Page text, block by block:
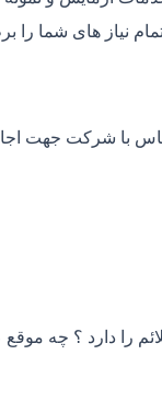
نیاز های شما را
با شرکت جهت
را دارد ؟ چه موقع